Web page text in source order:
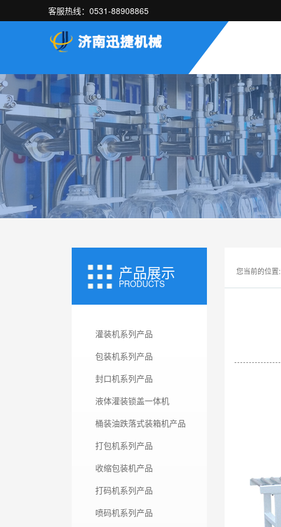
客服热线：0531-88908865
产品展示
PRODUCTS
灌装机系列产品
包装机系列产品
封口机系列产品
液体灌装锁盖一体机
桶装油跌落式装箱机产品
打包机系列产品
收缩包装机产品
打码机系列产品
喷码机系列产品
您当前的位置: